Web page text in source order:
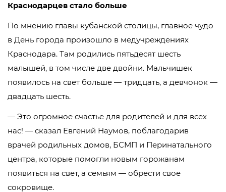
Краснодарцев стало больше
По мнению главы кубанской столицы, главное чудо
в День города произошло в медучреждениях
Краснодара. Там родились пятьдесят шесть
малышей, в том числе две двойни. Мальчишек
появилось на свет больше — тридцать, а девчонок —
двадцать шесть.
— Это огромное счастье для родителей и для всех
нас! — сказал Евгений Наумов, поблагодарив
врачей родильных домов, БСМП и Перинатального
центра, которые помогли новым горожанам
появиться на свет, а семьям — обрести свое
сокровище.